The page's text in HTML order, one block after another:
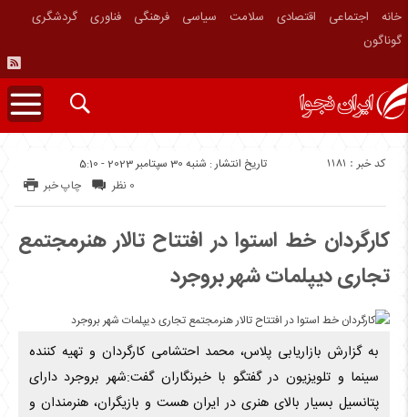
خانه اجتماعی اقتصادی سلامت سیاسی فرهنگی فناوری
گردشگری
گوناگون
تاریخ انتشار : شنبه 30 سپتامبر 2023 - 5:10 کد خبر : 1181
چاپ خبر 0 نظر
کارگردان خط استوا در افتتاح تالار هنرمجتمع
تجاری دیپلمات شهر بروجرد
به گزارش بازاریابی پلاس، محمد احتشامی کارگردان و تهیه کننده
سینما و تلویزیون در گفتگو با خبرنگاران گفت:شهر بروجرد دارای
پتانسیل بسیار بالای هنری در ایران هست و بازیگران، هنرمندان و